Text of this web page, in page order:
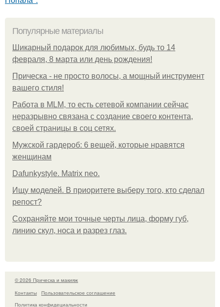
Популярные материалы
Шикарный подарок для любимых, будь то 14
февраля, 8 марта или день рождения!
Прическа - не просто волосы, а мощный инструмент
вашего стиля!
Работа в MLM, то есть сетевой компании сейчас
неразрывно связана с создание своего контента,
своей страницы в соц сетях.
Мужской гардероб: 6 вещей, которые нравятся
женщинам
Dafunkystyle. Matrix neo.
Ищу моделей. В приоритете выберу того, кто сделал
репост?
Сохраняйте мои точные черты лица, форму губ,
линию скул, носа и разрез глаз.
© 2026 Прическа и макияж
Контакты
Пользовательское соглашение
Политика конфидециальности